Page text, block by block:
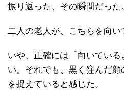
振り返った、その瞬間だった
二人の老人が、こちらを向い
いや、正確には「向いてい
い。それでも、黒く窪んだ
を捉えていると感じた。